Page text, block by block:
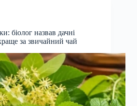
біолог назвав дачні
за звичайний чай